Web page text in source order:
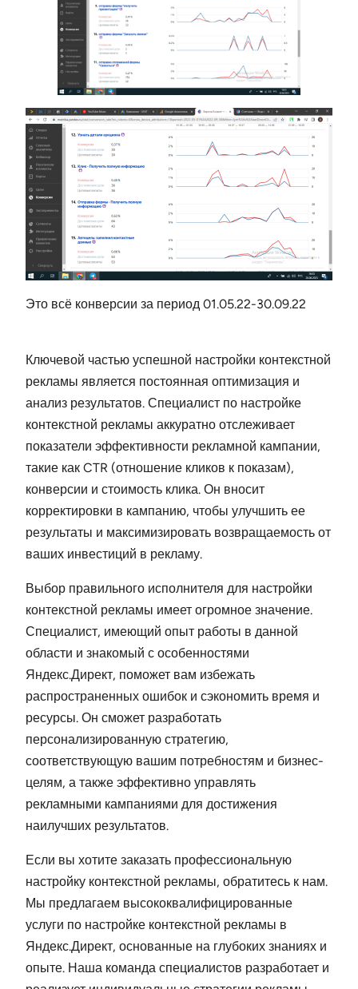
Это всё конверсии за период 01.05.22-30.09.22
Ключевой частью успешной настройки контекстной
рекламы является постоянная оптимизация и
анализ результатов. Специалист по настройке
контекстной рекламы аккуратно отслеживает
показатели эффективности рекламной кампании,
такие как CTR (отношение кликов к показам),
конверсии и стоимость клика. Он вносит
корректировки в кампанию, чтобы улучшить ее
результаты и максимизировать возвращаемость от
ваших инвестиций в рекламу.
Выбор правильного исполнителя для настройки
контекстной рекламы имеет огромное значение.
Специалист, имеющий опыт работы в данной
области и знакомый с особенностями
Яндекс.Директ, поможет вам избежать
распространенных ошибок и сэкономить время и
ресурсы. Он сможет разработать
персонализированную стратегию,
соответствующую вашим потребностям и бизнес-
целям, а также эффективно управлять
рекламными кампаниями для достижения
наилучших результатов.
Если вы хотите заказать профессиональную
настройку контекстной рекламы, обратитесь к нам.
Мы предлагаем высококвалифицированные
услуги по настройке контекстной рекламы в
Яндекс.Директ, основанные на глубоких знаниях и
опыте. Наша команда специалистов разработает и